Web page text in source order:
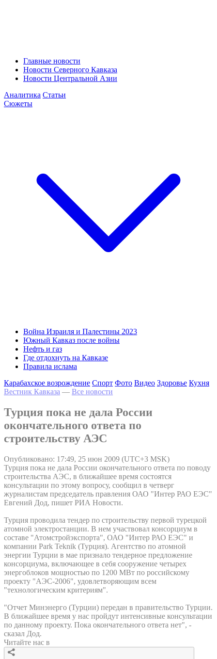
Главные новости
Новости Северного Кавказа
Новости Центральной Азии
Аналитика Статьи
Сюжеты
Война Израиля и Палестины 2023
Южный Кавказ после войны
Нефть и газ
Где отдохнуть на Кавказе
Правила ислама
Карабахское возрождение Спорт Фото Видео Здоровье Кухня
Вестник Кавказа — Все новости
Турция пока не дала России
окончательного ответа по
строительству АЭС
Опубликовано: 17:49, 25 июн 2009 (UTC+3 MSK)
Турция пока не дала России окончательного ответа по поводу
строительства АЭС, в ближайшее время состоятся
консультации по этому вопросу, сообщил в четверг
журналистам председатель правления ОАО "Интер РАО ЕЭС"
Евгений Дод, пишет РИА Новости.
Турция проводила тендер по строительству первой турецкой
атомной электростанции. В нем участвовал консорциум в
составе "Атомстройэкспорта", ОАО "Интер РАО ЕЭС" и
компании Park Teknik (Турция). Агентство по атомной
энергии Турции в мае признало тендерное предложение
консорциума, включающее в себя сооружение четырех
энергоблоков мощностью по 1200 МВт по российскому
проекту "АЭС-2006", удовлетворяющим всем
"технологическим критериям".
"Отчет Минэнерго (Турции) передан в правительство Турции.
В ближайшее время у нас пройдут интенсивные консультации
по данному проекту. Пока окончательного ответа нет", -
сказал Дод.
Читайте нас в